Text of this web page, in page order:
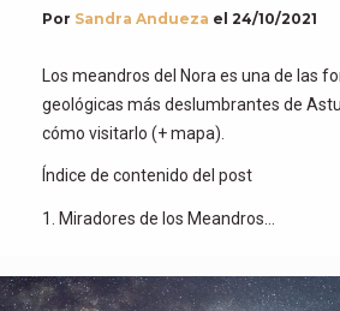
Por Sandra Andueza el 24/10/2021
Los meandros del Nora es una de las
geológicas más deslumbrantes de
cómo visitarlo (+ mapa).
Índice de contenido del post
1. Miradores de los Meandros…